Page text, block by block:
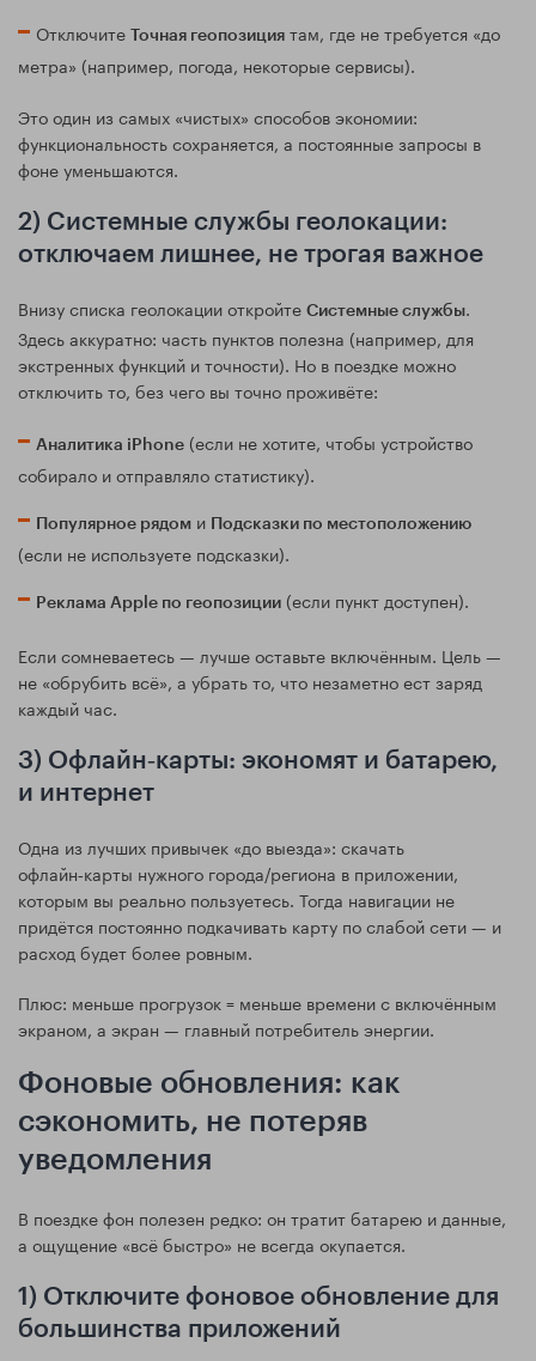
Отключите Точная геопозиция там, где не требуется «до
метра» (например, погода, некоторые сервисы).
Это один из самых «чистых» способов экономии:
функциональность сохраняется, а постоянные запросы в
фоне уменьшаются.
2) Системные службы геолокации:
отключаем лишнее, не трогая важное
Внизу списка геолокации откройте Системные службы.
Здесь аккуратно: часть пунктов полезна (например, для
экстренных функций и точности). Но в поездке можно
отключить то, без чего вы точно проживёте:
Аналитика iPhone (если не хотите, чтобы устройство
собирало и отправляло статистику).
Популярное рядом и Подсказки по местоположению
(если не используете подсказки).
Реклама Apple по геопозиции (если пункт доступен).
Если сомневаетесь — лучше оставьте включённым. Цель —
не «обрубить всё», а убрать то, что незаметно ест заряд
каждый час.
3) Офлайн‑карты: экономят и батарею,
и интернет
Одна из лучших привычек «до выезда»: скачать
офлайн‑карты нужного города/региона в приложении,
которым вы реально пользуетесь. Тогда навигации не
придётся постоянно подкачивать карту по слабой сети — и
расход будет более ровным.
Плюс: меньше прогрузок = меньше времени с включённым
экраном, а экран — главный потребитель энергии.
Фоновые обновления: как
сэкономить, не потеряв
уведомления
В поездке фон полезен редко: он тратит батарею и данные,
а ощущение «всё быстро» не всегда окупается.
1) Отключите фоновое обновление для
большинства приложений